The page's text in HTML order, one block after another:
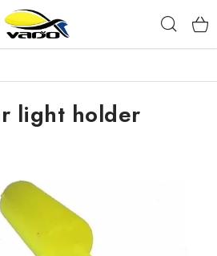
light holder